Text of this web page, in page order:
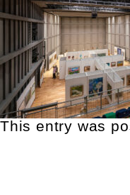
This entry was